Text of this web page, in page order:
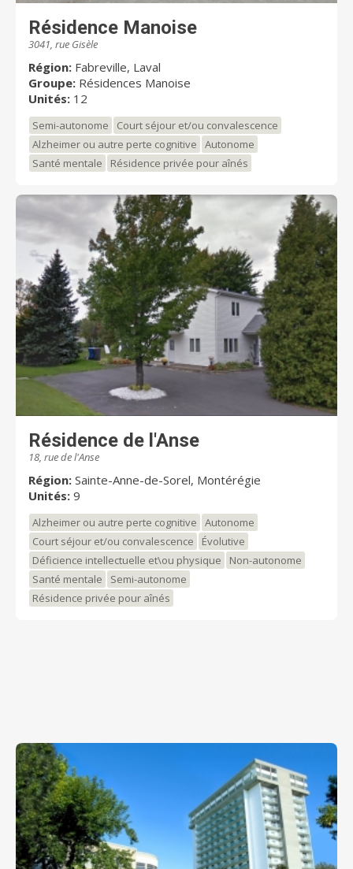
Résidence Manoise
3041, rue Gisèle
Région: Fabreville, Laval
Groupe: Résidences Manoise
Unités: 12
Semi-autonome
Court séjour et/ou convalescence
Alzheimer ou autre perte cognitive
Autonome
Santé mentale
Résidence privée pour aînés
Résidence de l'Anse
18, rue de l'Anse
Région: Sainte-Anne-de-Sorel, Montérégie
Unités: 9
Alzheimer ou autre perte cognitive
Autonome
Court séjour et/ou convalescence
Évolutive
Déficience intellectuelle et\ou physique
Non-autonome
Santé mentale
Semi-autonome
Résidence privée pour aînés